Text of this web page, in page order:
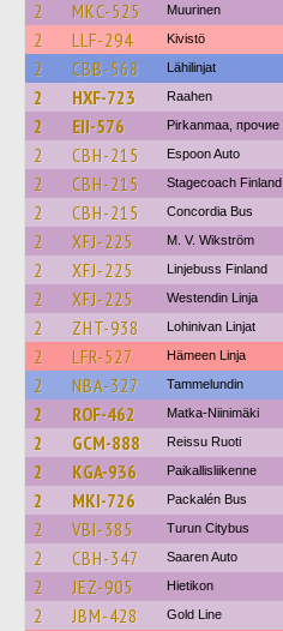
2 MKC-525 Muurinen
2 LLF-294 Kivistö
2 CBB-568 Lähilinjat
2 HXF-723 Raahen
2 EII-576 Pirkanmaa, прочие
2 CBH-215 Espoon Auto
2 CBH-215 Stagecoach Finland
2 CBH-215 Concordia Bus
2 XFJ-225 M. V. Wikström
2 XFJ-225 Linjebuss Finland
2 XFJ-225 Westendin Linja
2 ZHT-938 Lohinivan Linjat
2 LFR-527 Hämeen Linja
2 NBA-327 Tammelundin
2 ROF-462 Matka-Niinimäki
2 GCM-888 Reissu Ruoti
2 KGA-936 Paikallisliikenne
2 MKI-726 Packalén Bus
2 VBI-385 Turun Citybus
2 CBH-347 Saaren Auto
2 JEZ-905 Hietikon
2 JBM-428 Gold Line